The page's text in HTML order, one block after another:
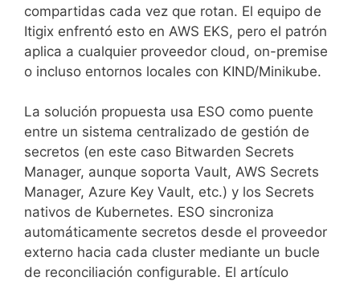
compartidas cada vez que rotan. El equipo de
Itigix enfrentó esto en AWS EKS, pero el patrón
aplica a cualquier proveedor cloud, on-premise
o incluso entornos locales con KIND/Minikube.
La solución propuesta usa ESO como puente
entre un sistema centralizado de gestión de
secretos (en este caso Bitwarden Secrets
Manager, aunque soporta Vault, AWS Secrets
Manager, Azure Key Vault, etc.) y los Secrets
nativos de Kubernetes. ESO sincroniza
automáticamente secretos desde el proveedor
externo hacia cada cluster mediante un bucle
de reconciliación configurable. El artículo